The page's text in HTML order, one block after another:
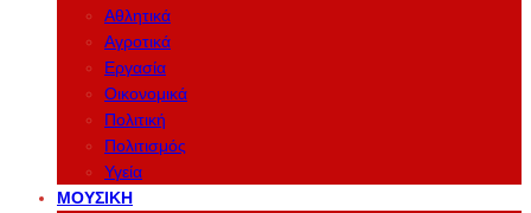
Αθλητικά
Αγροτικά
Εργασία
Οικονομικά
Πολιτική
Πολιτισμός
Υγεία
ΜΟΥΣΙΚΉ